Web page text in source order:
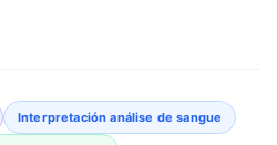
Interpretación análise de sangue